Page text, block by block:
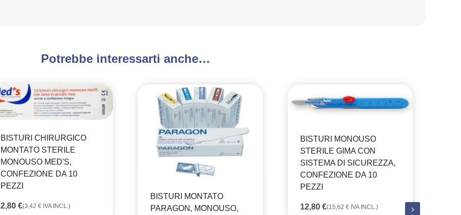
Potrebbe interessarti anche…
BISTURI CHIRURGICO
MONTATO STERILE
MONOUSO MED'S,
CONFEZIONE DA 10
PEZZI
2,80 €(3,42 € IVA INCL.)
BISTURI MONTATO
PARAGON, MONOUSO,
BISTURI MONOUSO
STERILE GIMA CON
SISTEMA DI SICUREZZA,
CONFEZIONE DA 10
PEZZI
12,80 €(15,62 € IVA INCL.)